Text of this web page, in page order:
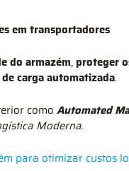
em transportadores
do armazém, proteger
carga automatizada.
como Automated
Moderna.
para otimizar custos